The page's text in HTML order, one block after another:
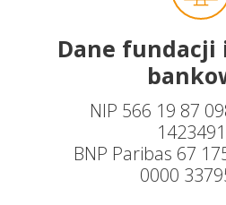
Dane
NIP 566 19 87
BNP Paribas 67
0000